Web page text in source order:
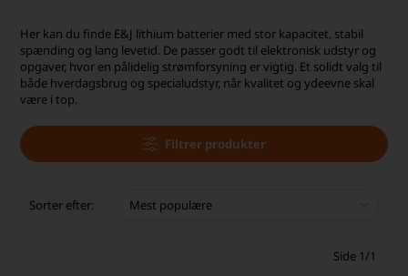
Dansk lager
30 dages returret
Tlf. er lukket uge 27-32
Her kan du finde E&J lithium batterier med stor kapacitet, stabil
spænding og lang levetid. De passer godt til elektronisk udstyr og
opgaver, hvor en pålidelig strømforsyning er vigtig. Et solidt valg til
både hverdagsbrug og specialudstyr, når kvalitet og ydeevne skal
være i top.
Filtrer produkter
Sorter efter:
Side 1/1